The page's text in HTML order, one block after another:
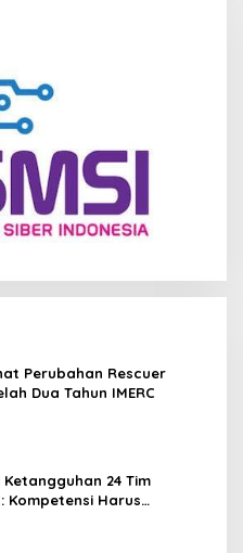
Perubahan Rescuer
Dua Tahun IMERC
Ketangguhan 24 Tim
Kompetensi Harus